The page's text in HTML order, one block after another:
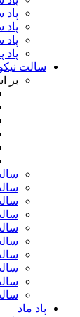
پاد
سالت
بر
پاد ماد